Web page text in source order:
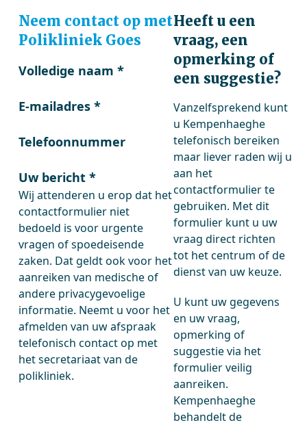
Neem contact op met
Polikliniek Goes
Volledige naam*
E-mailadres*
Telefoonnummer
Uw bericht*
Wij attenderen u erop dat het
contactformulier niet
bedoeld is voor urgente
vragen of spoedeisende
zaken. Dat geldt ook voor het
aanreiken van medische of
andere privacygevoelige
informatie. Neemt u voor het
afmelden van uw afspraak
telefonisch contact op met
het secretariaat van de
polikliniek.
Heeft u een
vraag, een
opmerking of
een suggestie?
Vanzelfsprekend kunt
u Kempenhaeghe
telefonisch bereiken
maar liever raden wij u
aan het
contactformulier te
gebruiken. Met dit
formulier kunt u uw
vraag direct richten
tot het centrum of de
dienst van uw keuze.
U kunt uw gegevens
en uw vraag,
opmerking of
suggestie via het
formulier veilig
aanreiken.
Kempenhaeghe
behandelt de